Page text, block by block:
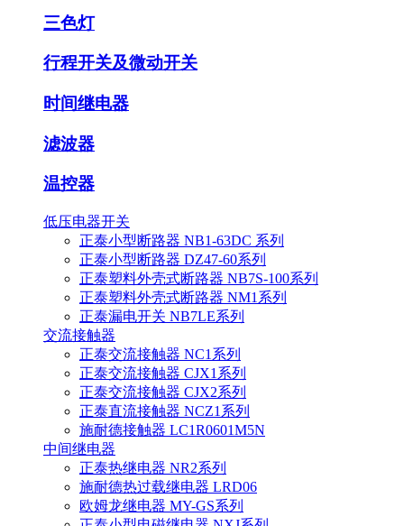
三色灯
行程开关及微动开关
时间继电器
滤波器
温控器
低压电器开关
正泰小型断路器 NB1-63DC 系列
正泰小型断路器 DZ47-60系列
正泰塑料外壳式断路器 NB7S-100系列
正泰塑料外壳式断路器 NM1系列
正泰漏电开关 NB7LE系列
交流接触器
正泰交流接触器 NC1系列
正泰交流接触器 CJX1系列
正泰交流接触器 CJX2系列
正泰直流接触器 NCZ1系列
施耐德接触器 LC1R0601M5N
中间继电器
正泰热继电器 NR2系列
施耐德热过载继电器 LRD06
欧姆龙继电器 MY-GS系列